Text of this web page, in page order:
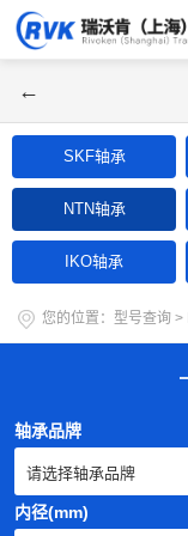
←
SKF轴承
NTN轴承
IKO轴承
您的位置： 型号查询 >
轴承品牌
内径(mm)